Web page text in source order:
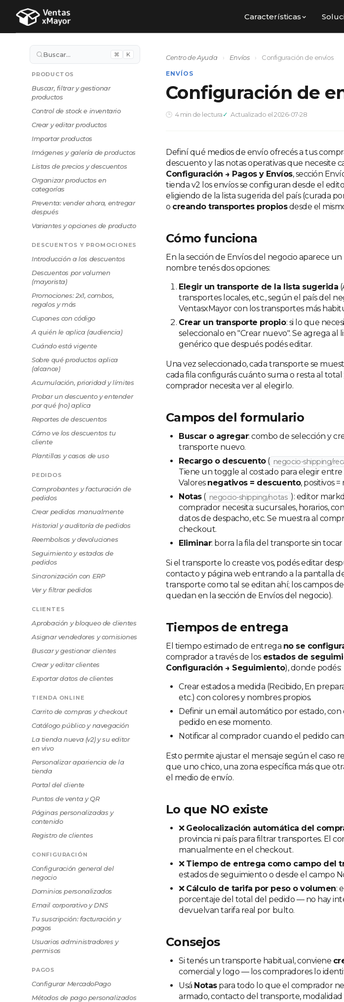
Características
Buscar… ⌘ K
PRODUCTOS
Buscar, filtrar y gestionar
productos
Control de stock e inventario
Crear y editar productos
Importar productos
Imágenes y galería de productos
Listas de precios y descuentos
Organizar productos en
categorías
Preventa: vender ahora, entregar
después
Variantes y opciones de producto
DESCUENTOS Y PROMOCIONES
Introducción a los descuentos
Descuentos por volumen
(mayorista)
Promociones: 2x1, combos,
regalos y más
Cupones con código
A quién le aplica (audiencia)
Cuándo está vigente
Sobre qué productos aplica
(alcance)
Acumulación, prioridad y límites
Probar un descuento y entender
por qué (no) aplica
Reportes de descuentos
Cómo ve los descuentos tu
cliente
Plantillas y casos de uso
PEDIDOS
Comprobantes y facturación de
pedidos
Crear pedidos manualmente
Historial y auditoría de pedidos
Reembolsos y devoluciones
Seguimiento y estados de
pedidos
Sincronización con ERP
Ver y filtrar pedidos
CLIENTES
Aprobación y bloqueo de clientes
Asignar vendedores y comisiones
Buscar y gestionar clientes
Crear y editar clientes
Exportar datos de clientes
TIENDA ONLINE
Carrito de compras y checkout
Catálogo público y navegación
La tienda nueva (v2) y su editor
en vivo
Personalizar apariencia de la
tienda
Portal del cliente
Puntos de venta y QR
Páginas personalizadas y
contenido
Registro de clientes
CONFIGURACIÓN
Configuración general del
negocio
Dominios personalizados
Email corporativo y DNS
Tu suscripción: facturación y
pagos
Usuarios administradores y
permisos
PAGOS
Configurar MercadoPago
Métodos de pago personalizados
Centro de Ayuda › Envíos › Configuración de envíos
ENVÍOS
Configuración de
4 min de lectura Actualizado el 2026-07-28
Definí qué medios de envío ofrecés a tus
descuento y las notas operativas que necesite
Configuración → Pagos y Envíos, sección
tienda v2 los envíos se configuran desde el
eligiendo de la lista sugerida del país (curada
o creando transportes propiosdesde el
Cómo funciona
En la sección de Envíos del negocio aparece
nombre tenés dos opciones:
Elegir un transporte de la lista sugerida
transportes locales, etc., según el país del
VentasxMayor con los transportes más
Crear un transporte propio: si lo que
seleccionalo en "Crear nuevo". Se agrega
genérico que después podés editar.
Una vez seleccionado, cada transporte se
cada fila configurás cuánto suma o resta al
comprador necesita ver al elegirlo.
Campos del formulario
Buscar o agregar: combo de selección y
transporte nuevo.
Recargo o descuento( negocio-shipping/
Tiene un toggle al costado para elegir entre
Valores negativos = descuento, positivos
Notas( negocio-shipping/notas ): editor
comprador necesita: sucursales, horarios,
datos de despacho, etc. Se muestra al
checkout.
Eliminar: borra la fila del transporte sin
Si el transporte lo creaste vos, podés editar
contacto y página web entrando a la pantalla
transporte como tal se editan ahí; los campos
quedan en la sección de Envíos del negocio).
Tiempos de entrega
El tiempo estimado de entrega no se
comprador a través de los estados de
Configuración → Seguimiento), donde podés:
Crear estados a medida (Recibido, En
etc.) con colores y nombres propios.
Definir un email automático por estado,
pedido en ese momento.
Notificar al comprador cuando el pedido
Esto permite ajustar el mensaje según el caso
que uno chico, una zona específica más que
el medio de envío.
Lo que NO existe
❌ Geolocalización automática del
provincia ni país para filtrar transportes. El
manualmente en el checkout.
❌ Tiempo de entrega como campo del
estados de seguimiento o desde el campo
❌ Cálculo de tarifa por peso o volumen:
porcentaje del total del pedido — no hay
devuelvan tarifa real por bulto.
Consejos
Si tenés un transporte habitual, conviene
comercial y logo — los compradores lo
Usá Notaspara todo lo que el comprador
armado, contacto del transporte, modalidad